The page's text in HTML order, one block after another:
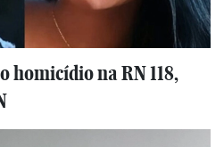
homicídio na RN 118,